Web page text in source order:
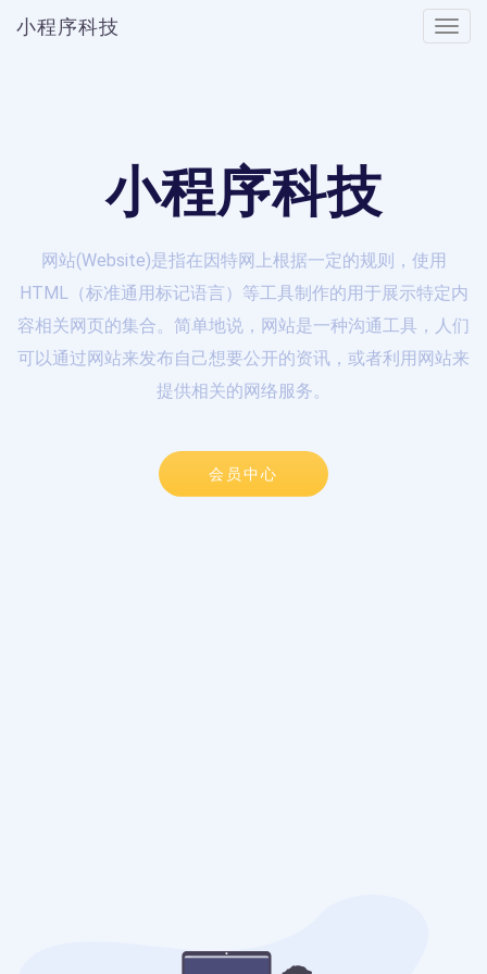
Toggle
小程序科技
小程序科技
网站(Website)是指在因特网上根据一定的规则，使用
HTML（标准通用标记语言）等工具制作的用于展示特定内
容相关网页的集合。简单地说，网站是一种沟通工具，人们
可以通过网站来发布自己想要公开的资讯，或者利用网站来
提供相关的网络服务。
会员中心